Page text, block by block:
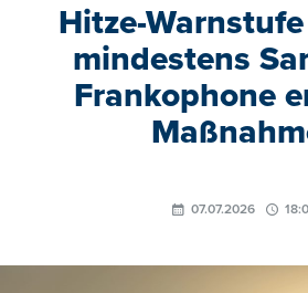
Hitze-
mindestens
Frankophone
07.07.2026